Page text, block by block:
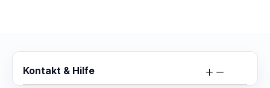
Kontakt & Hilfe